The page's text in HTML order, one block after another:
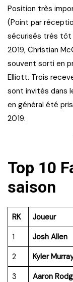
Position très
(Point par
sécurisés très tôt
2019, Christian
souvent sorti en
Elliott. Trois
sont invités dans
en général été
2019.
Top 10
saison
RK Joueur
1
Josh Allen
2
Kyler
3
Aaron